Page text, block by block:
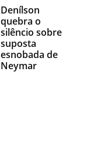
Denílson
quebra o
silêncio sobre
suposta
esnobada de
Neymar